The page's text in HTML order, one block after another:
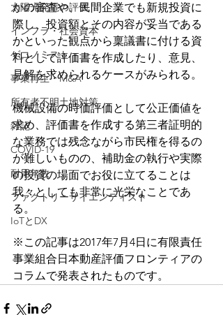
太陽光発電の評価
インフラ・社会資本
ゲコノミスト
事業再生・M&A
所有者不明土地対策
雑記
COVID-19
耐用年数
ファクトリーサイエンティスト
IoTとDX
かの審査や、民間企業でも新規投資に
際し、投資額とその内容が妥当である
かといった観点から稟議書に付ける資
料として評価書を作成したり、意見、
見解を求められるケースがみられる。
機械設備の時価評価として公正価値を
求め、評価書を作成する第三者証明的
な業務では残念ながら市民権を得るの
が難しいものの、補助金の執行や実際
の投資の場面でお役に立てることは
我々としても非常に光栄なことであ
る。
※この記事は2017年7月4日に有限責任
事業組合日本動産評価フロンティアの
コラムで発表されたものです。